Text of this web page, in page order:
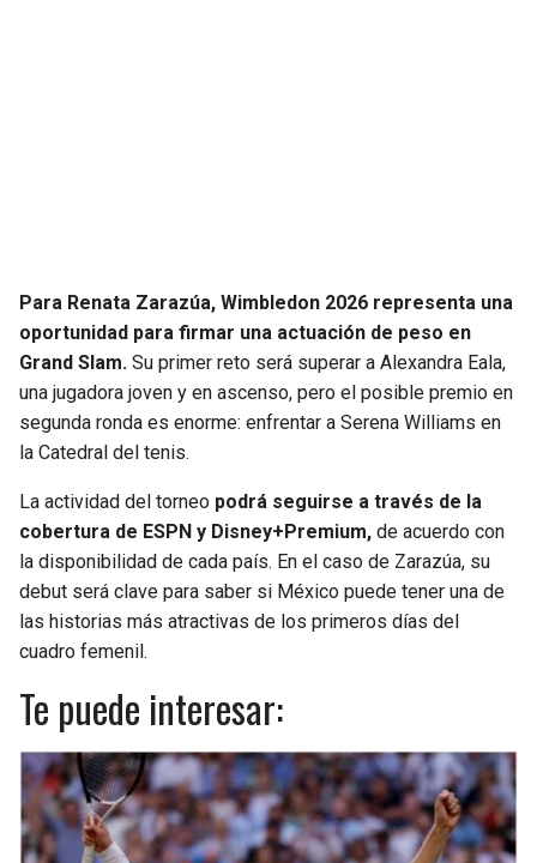
Para Renata Zarazúa, Wimbledon 2026 representa una
oportunidad para firmar una actuación de peso en
Grand Slam. Su primer reto será superar a Alexandra Eala,
una jugadora joven y en ascenso, pero el posible premio en
segunda ronda es enorme: enfrentar a Serena Williams en
la Catedral del tenis.
La actividad del torneo podrá seguirse a través de la
cobertura de ESPN y Disney+Premium, de acuerdo con
la disponibilidad de cada país. En el caso de Zarazúa, su
debut será clave para saber si México puede tener una de
las historias más atractivas de los primeros días del
cuadro femenil.
Te puede interesar: